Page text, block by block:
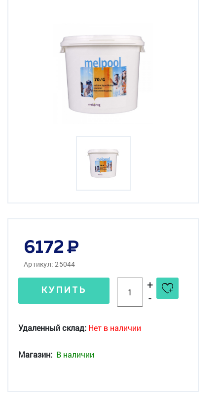
6172
Артикул: 25044
КУПИТЬ
+
-
Удаленный склад: Нет в наличии
Магазин: В наличии